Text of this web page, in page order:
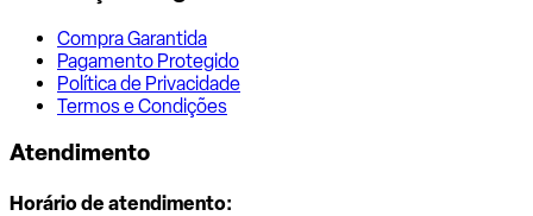
Compra Garantida
Pagamento Protegido
Política de Privacidade
Termos e Condições
Atendimento
Horário de atendimento: